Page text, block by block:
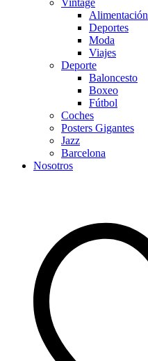
Vintage
Alimentación
Deportes
Moda
Viajes
Deporte
Baloncesto
Boxeo
Fútbol
Coches
Posters Gigantes
Jazz
Barcelona
Nosotros